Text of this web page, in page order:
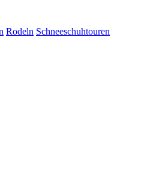
Rodeln Schneeschuhtouren